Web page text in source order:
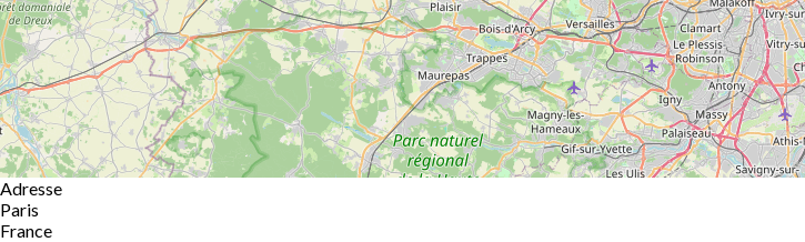
Adresse
Paris
France